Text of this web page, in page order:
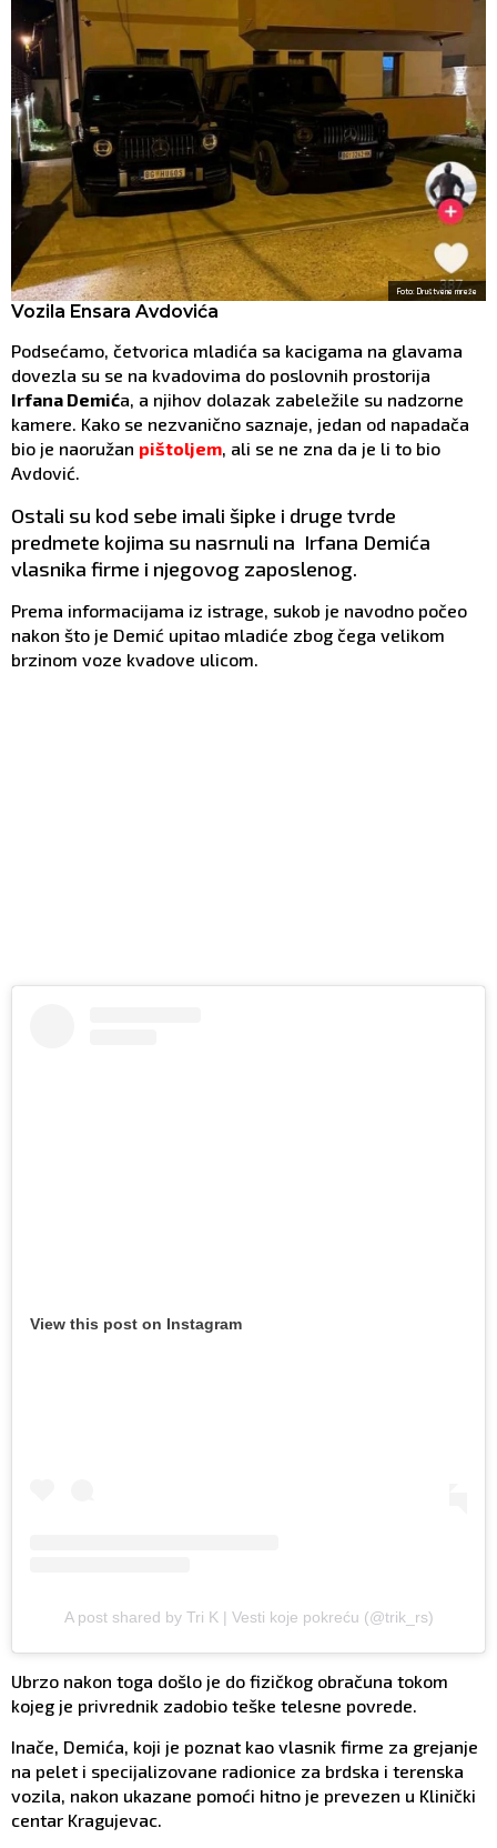
Foto: Društvene mreže
Vozila Ensara Avdovića
Podsećamo, četvorica mladića sa kacigama na glavama
dovezla su se na kvadovima do poslovnih prostorija
Irfana Demića, a njihov dolazak zabeležile su nadzorne
kamere. Kako se nezvanično saznaje, jedan od napadača
bio je naoružan pištoljem , ali se ne zna da je li to bio
Avdović.
Ostali su kod sebe imali šipke i druge tvrde
predmete kojima su nasrnuli na Irfana Demića
vlasnika firme i njegovog zaposlenog.
Prema informacijama iz istrage, sukob je navodno počeo
nakon što je Demić upitao mladiće zbog čega velikom
brzinom voze kvadove ulicom.
View this post on Instagram
A post shared by Tri K | Vesti koje pokreću (@trik_rs)
Ubrzo nakon toga došlo je do fizičkog obračuna tokom
kojeg je privrednik zadobio teške telesne povrede.
Inače, Demića, koji je poznat kao vlasnik firme za grejanje
na pelet i specijalizovane radionice za brdska i terenska
vozila, nakon ukazane pomoći hitno je prevezen u Klinički
centar Kragujevac.